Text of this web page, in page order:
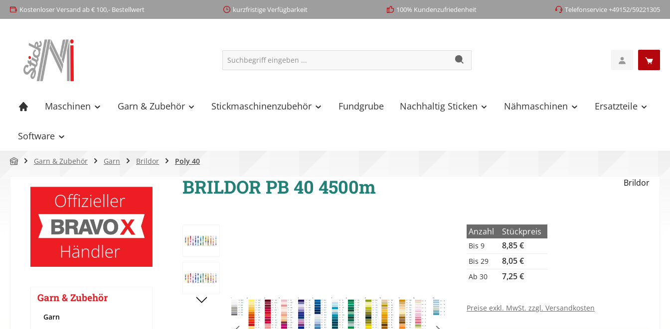
Zur Hauptnavigation springen
Kostenloser Versand ab € 100,- Bestellwert kurzfristige Verfügbarkeit 100% Kundenzufriedenheit Telefonservice +49152/59221305
Maschinen Garn & Zubehör Stickmaschinenzubehör Fundgrube Nachhaltig Sticken Nähmaschinen Ersatzteile
Software
Garn & Zubehör Garn Brildor Poly 40
Garn & Zubehör
Garn
BRILDOR PB 40 4500m Brildor
Anzahl Stückpreis
Bis 9 8,85 €
Bis 29 8,05 €
Ab 30 7,25 €
Preise exkl. MwSt. zzgl. Versandkosten